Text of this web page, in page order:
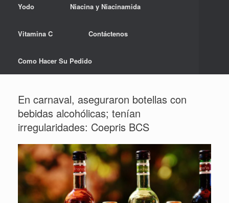
Yodo Niacina y Niacinamida
Vitamina C Contáctenos
Como Hacer Su Pedido
En carnaval, aseguraron botellas con
bebidas alcohólicas; tenían
irregularidades: Coepris BCS